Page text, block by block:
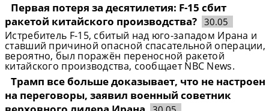
Первая потеря за десятилетия: F-15 сбит
ракетой китайского производства? 30.05
Истребитель F-15, сбитый над юго-западом Ирана и
ставший причиной опасной спасательной операции,
вероятно, был поражён переносной ракетой
китайского производства, сообщает NBC News.
Трамп все больше доказывает, что не настроен
на переговоры, заявил военный советник